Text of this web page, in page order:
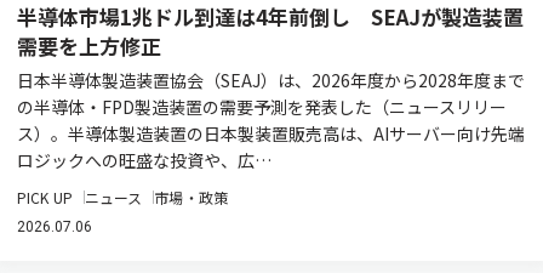
半導体市場1兆ドル到達は4年前倒し SEAJが製造装置
需要を上方修正
日本半導体製造装置協会（SEAJ）は、2026年度から2028年度まで
の半導体・FPD製造装置の需要予測を発表した（ニュースリリー
ス）。半導体製造装置の日本製装置販売高は、AIサーバー向け先端
ロジックへの旺盛な投資や、広…
PICK UP ニュース 市場・政策
2026.07.06